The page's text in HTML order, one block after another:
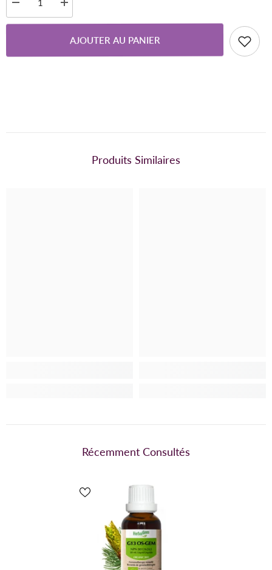
Diminuer
la
quantité
Augmenter
la
quantité
G13
AJOUTER AU PANIER
Produits Similaires
Récemment Consultés